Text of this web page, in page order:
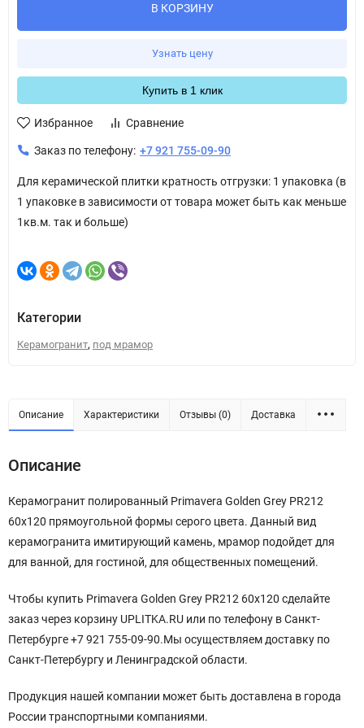
В КОРЗИНУ
Узнать цену
Купить в 1 клик
Избранное Сравнение
Заказ по телефону: +7 921 755-09-90
Для керамической плитки кратность отгрузки: 1 упаковка (в
1 упаковке в зависимости от товара может быть как меньше
1кв.м. так и больше)
Категории
Керамогранит, под мрамор
Описание Характеристики Отзывы (0) Доставка
Описание
Керамогранит полированный Primavera Golden Grey PR212
60x120 прямоугольной формы серого цвета. Данный вид
керамогранита имитирующий камень, мрамор подойдет для
для ванной, для гостиной, для общественных помещений.
Чтобы купить Primavera Golden Grey PR212 60x120 сделайте
заказ через корзину UPLITKA.RU или по телефону в Санкт-
Петербурге +7 921 755-09-90.Мы осуществляем доставку по
Санкт-Петербургу и Ленинградской области.
Продукция нашей компании может быть доставлена в города
России транспортными компаниями.